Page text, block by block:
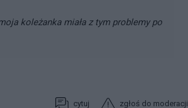
koleżanka miała z tym problemy po
cytuj zgłoś do moderacji